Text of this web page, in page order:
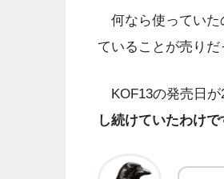
何なら使っていた
ていることが売りだ
KOF13の発売日が
し続けていたわけで